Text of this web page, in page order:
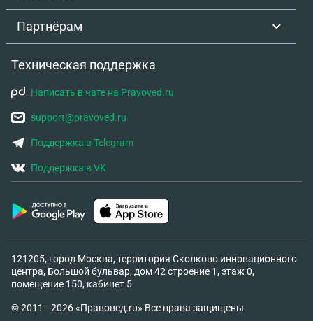
Партнёрам
Техническая поддержка
Написать в чате на Pravoved.ru
support@pravoved.ru
Поддержка в Telegram
Поддержка в VK
121205, город Москва, территория Сколково инновационного
центра, Большой бульвар, дом 42 строение 1, этаж 0,
помещение 150, кабинет 5
© 2011—2026 «Правовед.ru» Все права защищены.